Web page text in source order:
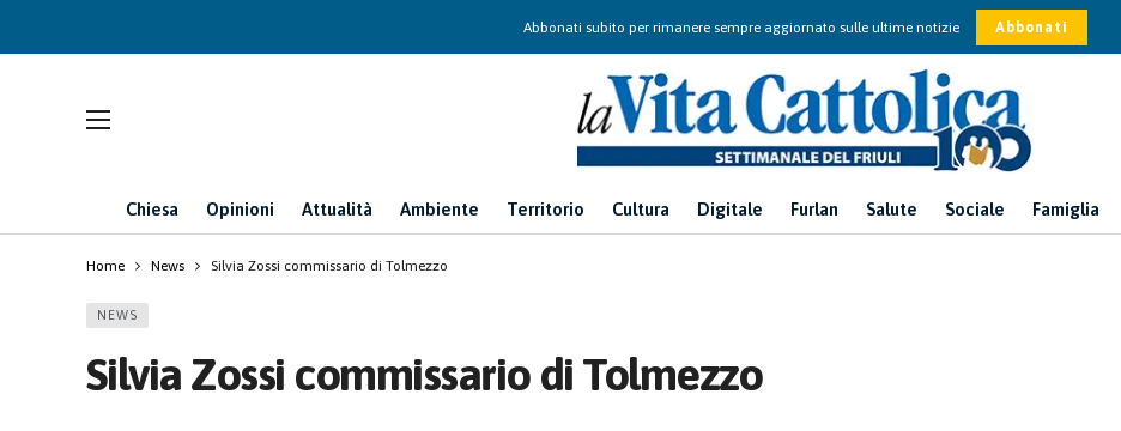
Abbonati subito per rimanere sempre aggiornato sulle ultime notizie Abbonati
Chiesa Opinioni Attualità Ambiente Territorio Cultura Digitale Furlan Salute Sociale Famiglia
Home News Silvia Zossi commissario di Tolmezzo
NEWS
Silvia Zossi commissario di Tolmezzo